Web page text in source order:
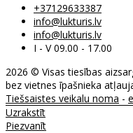
+37129633387
info@lukturis.lv
info@lukturis.lv
I - V 09.00 - 17.00
2026 © Visas tiesības
bez vietnes īpašnieka
Tiešsaistes veikalu noma -
Uzrakstīt
Piezvanīt